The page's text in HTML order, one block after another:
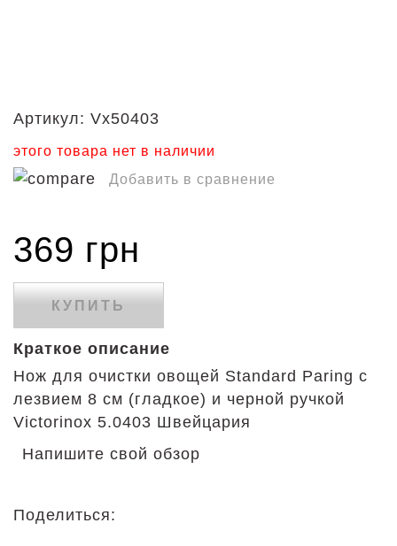
Артикул: Vx50403
этого товара нет в наличии
Добавить в сравнение
369 грн
КУПИТЬ
Краткое описание
Нож для очистки овощей Standard Paring с
лезвием 8 см (гладкое) и черной ручкой
Victorinox 5.0403 Швейцария
Напишите свой обзор
Поделиться: